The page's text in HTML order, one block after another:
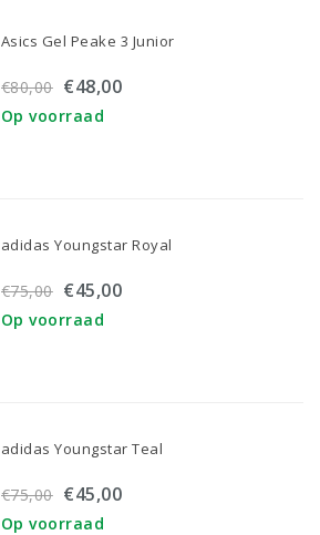
Asics Gel Peake 3 Junior
€80,00 €48,00
Op voorraad
adidas Youngstar Royal
€75,00 €45,00
Op voorraad
adidas Youngstar Teal
€75,00 €45,00
Op voorraad